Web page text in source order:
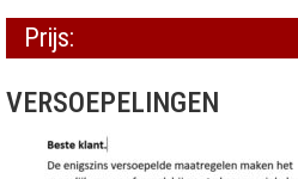
Prijs:
VERSOEPELINGEN